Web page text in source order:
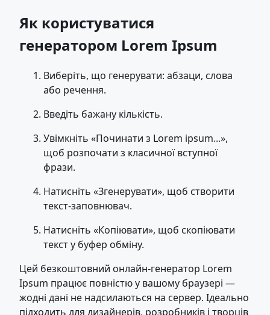
Як користуватися
генератором Lorem Ipsum
Виберіть, що генерувати: абзаци, слова
або речення.
Введіть бажану кількість.
Увімкніть «Починати з Lorem ipsum...»,
щоб розпочати з класичної вступної
фрази.
Натисніть «Згенерувати», щоб створити
текст-заповнювач.
Натисніть «Копіювати», щоб скопіювати
текст у буфер обміну.
Цей безкоштовний онлайн-генератор Lorem
Ipsum працює повністю у вашому браузері —
жодні дані не надсилаються на сервер. Ідеально
підходить для дизайнерів, розробників і творців